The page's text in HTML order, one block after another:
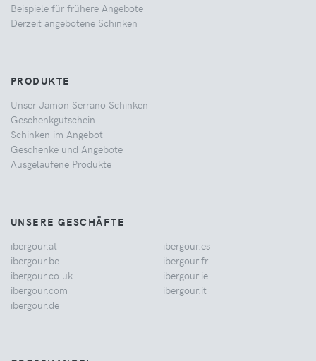
Beispiele für frühere Angebote
Derzeit angebotene Schinken
PRODUKTE
Unser Jamon Serrano Schinken
Geschenkgutschein
Schinken im Angebot
Geschenke und Angebote
Ausgelaufene Produkte
UNSERE GESCHÄFTE
ibergour.at
ibergour.be
ibergour.co.uk
ibergour.com
ibergour.de
ibergour.es
ibergour.fr
ibergour.ie
ibergour.it